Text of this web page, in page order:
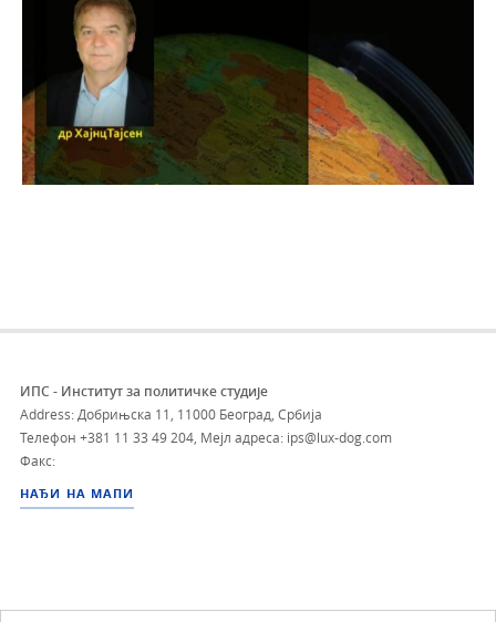
ИПС - Институт за политичке студије
Address: Добрињска 11, 11000 Београд, Србија
Телефон +381 11 33 49 204 Мејл адреса: ips@lux-dog.com
Факс:
НАЂИ НА МАПИ